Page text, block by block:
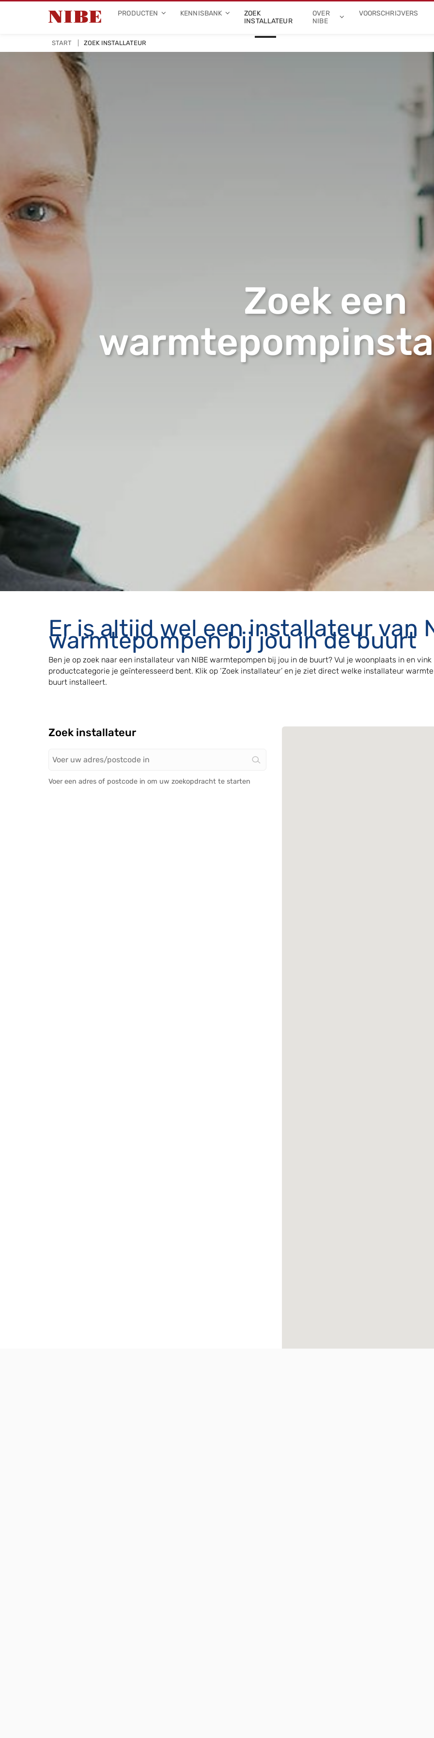
PRODUCTEN KENNISBANK
ZOEK
INSTALLATEUR
OVER
NIBE
VOORSCHRIJVERS
START ZOEK INSTALLATEUR
Zoek een
Er is altijd wel een installateur van
warmtepompen bij jou in de buurt
Ben je op zoek naar een installateur van NIBE warmtepompen bij jou in de buurt? Vul je woonplaats in en
productcategorie je geïnteresseerd bent. Klik op ‘Zoek installateur’ en je ziet direct welke installateur
buurt installeert.
Zoek installateur
Voer een adres of postcode in om uw zoekopdracht te starten